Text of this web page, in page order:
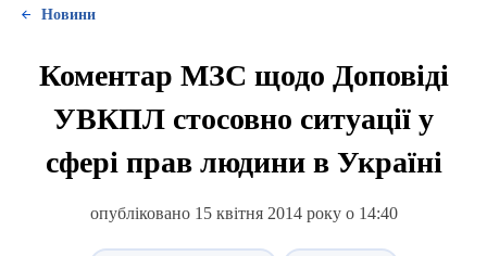
Новини
Коментар МЗС щодо Доповіді
УВКПЛ стосовно ситуації у
сфері прав людини в Україні
опубліковано 15 квітня 2014 року о 14:40